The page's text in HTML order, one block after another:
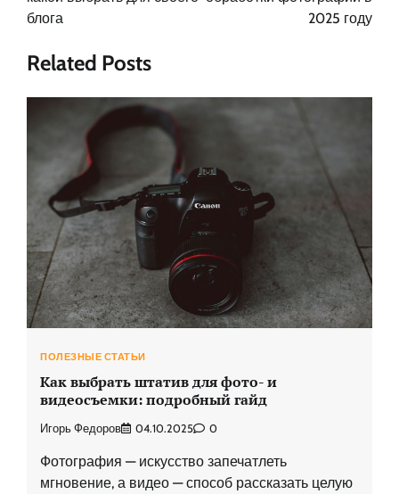
блога
2025 году
Related Posts
ПОЛЕЗНЫЕ СТАТЬИ
Как выбрать штатив для фото- и
видеосъемки: подробный гайд
Игорь Федоров 04.10.2025 0
Фотография — искусство запечатлеть
мгновение, а видео — способ рассказать целую